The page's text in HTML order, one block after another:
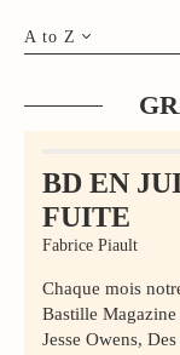
A to Z
BD EN
FUITE
Fabrice Piault
Chaque mois
Bastille
Jesse Owens,